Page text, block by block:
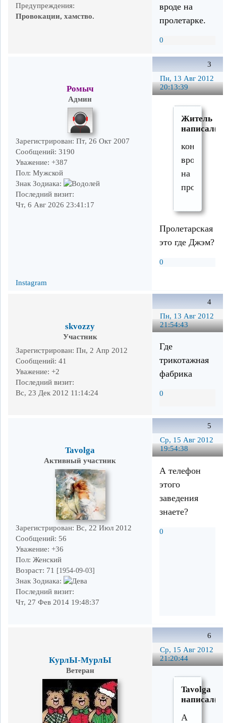
Предупреждения:
Провокации, хамство.
вроде на
пролетарке.
0
3
Пн, 13 Авг 2012
20:13:39
Ромыч
Админ
Зарегистрирован: Пт, 26 Окт 2007
Сообщений: 3190
Уважение: +387
Пол: Мужской
Знак Зодиака:
Последний визит:
Чт, 6 Авг 2026 23:41:17
Житель
контора
вроде
на
Пролетарская
это где Джэм?
0
Instagram
4
Пн, 13 Авг 2012
21:54:43
skvozzy
Участник
Зарегистрирован: Пн, 2 Апр 2012
Сообщений: 41
Уважение: +2
Последний визит:
Вс, 23 Дек 2012 11:14:24
Где
трикотажная
фабрика
0
5
Ср, 15 Авг 2012
19:54:38
Tavolga
Активный участник
Зарегистрирован: Вс, 22 Июл 2012
Сообщений: 56
Уважение: +36
Пол: Женский
Возраст: 71 [1954-09-03]
Знак Зодиака:
Последний визит:
Чт, 27 Фев 2014 19:48:37
А телефон
этого
заведения
знаете?
0
6
Ср, 15 Авг 2012
21:20:44
КурлЫ-МурлЫ
Ветеран
Tavolga
А